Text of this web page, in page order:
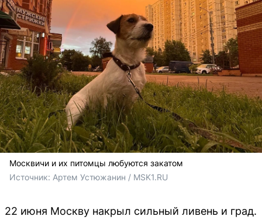
Москвичи и их питомцы любуются закатом
Источник: Артем Устюжанин / MSK1.RU
22 июня Москву накрыл сильный ливень и град.